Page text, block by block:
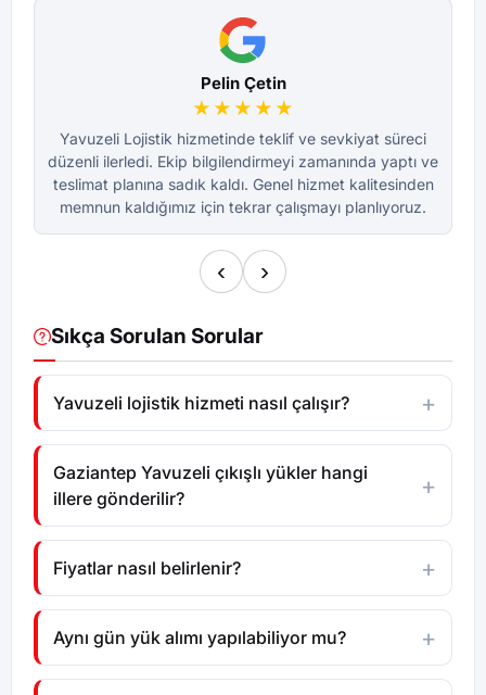
Pelin Çetin
★★★★★
Yavuzeli Lojistik hizmetinde teklif ve sevkiyat süreci
düzenli ilerledi. Ekip bilgilendirmeyi zamanında yaptı ve
teslimat planına sadık kaldı. Genel hizmet kalitesinden
memnun kaldığımız için tekrar çalışmayı planlıyoruz.
‹ ›
Sıkça Sorulan Sorular
Yavuzeli lojistik hizmeti nasıl çalışır?
Gaziantep Yavuzeli çıkışlı yükler hangi
illere gönderilir?
Fiyatlar nasıl belirlenir?
Aynı gün yük alımı yapılabiliyor mu?